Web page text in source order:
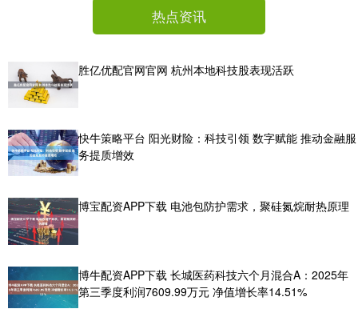
热点资讯
胜亿优配官网官网 杭州本地科技股表现活跃
快牛策略平台 阳光财险：科技引领 数字赋能 推动金融服
务提质增效
博宝配资APP下载 电池包防护需求，聚硅氮烷耐热原理
博牛配资APP下载 长城医药科技六个月混合A：2025年
第三季度利润7609.99万元 净值增长率14.51%